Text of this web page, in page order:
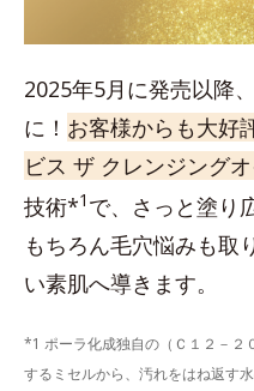
2025年5月に発売以降
に！ お客様からも大好
ビス ザ クレンジングオ
技術*1 で、さっと塗り
もちろん毛穴悩みも取
い素肌へ導きます。
*1 ポーラ化成独自の（Ｃ１２－２
するミセルから、汚れをはね返す